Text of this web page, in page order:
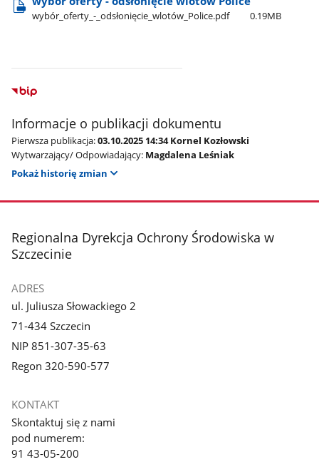
wybór​_oferty​_-​_odsłonięcie​_wlotów​_Police.pdf 0.19MB
Informacje o publikacji dokumentu
Pierwsza publikacja:03.10.2025 14:34 Kornel Kozłowski
Wytwarzający/ Odpowiadający: Magdalena Leśniak
Pokaż historię zmian
stopka
Regionalna Dyrekcja Ochrony Środowiska w
Szczecinie
ADRES
ul. Juliusza Słowackiego 2
71-434 Szczecin
NIP 851-307-35-63
Regon 320-590-577
KONTAKT
Skontaktuj się z nami
pod numerem:
91 43-05-200